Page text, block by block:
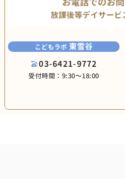
放課後等デイサービ
こどもラボ 東雪谷
03-6421-9772
受付時間：9:30〜18:00